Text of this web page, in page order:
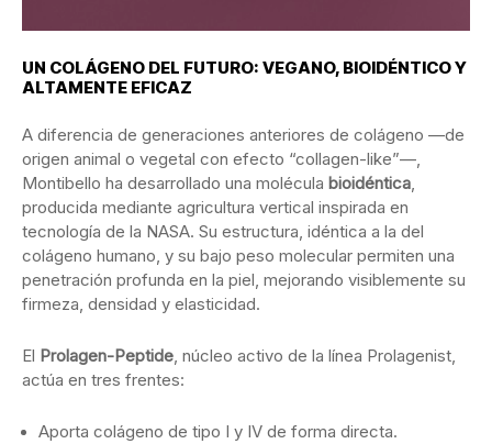
UN COLÁGENO DEL FUTURO: VEGANO, BIOIDÉNTICOY
ALTAMENTE EFICAZ
A diferencia de generaciones anteriores de colágeno —de
origen animal o vegetal con efecto “collagen-like”—,
Montibello ha desarrollado una molécula bioidéntica,
producida mediante agricultura vertical inspirada en
tecnología de la NASA. Su estructura, idéntica a la del
colágeno humano, y su bajo peso molecular permiten una
penetración profunda en la piel, mejorando visiblemente su
firmeza, densidad y elasticidad.
El Prolagen-Peptide, núcleo activo de la línea Prolagenist,
actúa en tres frentes:
Aporta colágeno de tipo I y IV de forma directa.